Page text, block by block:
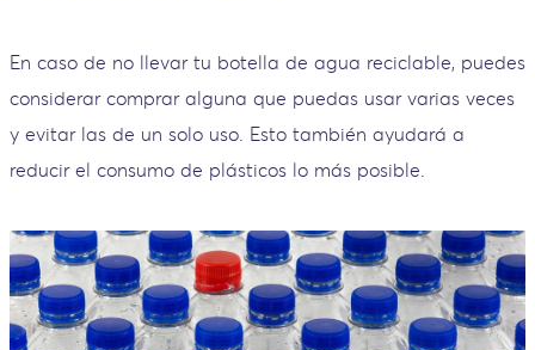
En caso de no llevar tu botella de agua reciclable, puedes
considerar comprar alguna que puedas usar varias veces
y evitar las de un solo uso. Esto también ayudará a
reducir el consumo de plásticos lo más posible.